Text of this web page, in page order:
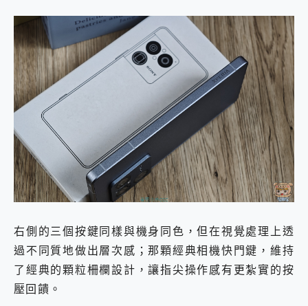
右側的三個按鍵同樣與機身同色，但在視覺處理上透
過不同質地做出層次感；那顆經典相機快門鍵，維持
了經典的顆粒柵欄設計，讓指尖操作感有更紮實的按
壓回饋。